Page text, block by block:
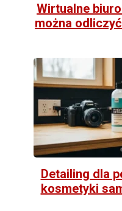
Wirtualne
można
Detailing dla
kosmetyki